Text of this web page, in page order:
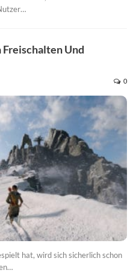
Freischalten Und
0
hat, wird sich sicherlich schon